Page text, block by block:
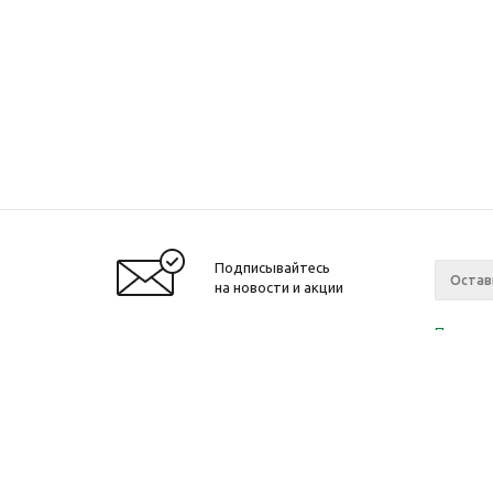
Подписывайтесь
на новости и акции